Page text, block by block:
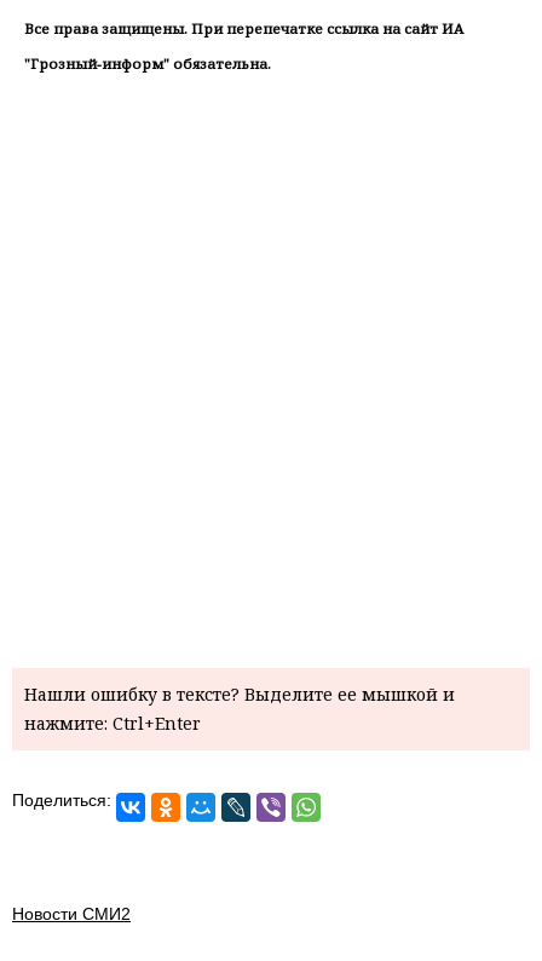
Все права защищены. При перепечатке ссылка на сайт ИА
"Грозный-информ" обязательна.
Нашли ошибку в тексте? Выделите ее мышкой и
нажмите: Ctrl+Enter
Поделиться:
Новости СМИ2